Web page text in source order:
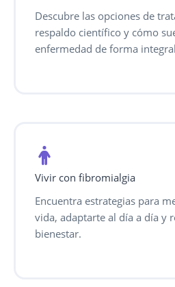
Descubre las opciones de
respaldo científico y cómo
enfermedad de forma
Vivir con fibromialgia
Encuentra estrategias para
vida, adaptarte al día a día y
bienestar.